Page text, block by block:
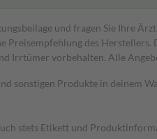
und fragen Sie Ihre
des Herstellers.
Irrtümer vorbehalten. Alle
sonstigen Produkte in deinem
stets Etikett und